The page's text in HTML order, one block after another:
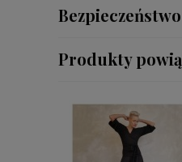
Bezpieczeństwo
Produkty